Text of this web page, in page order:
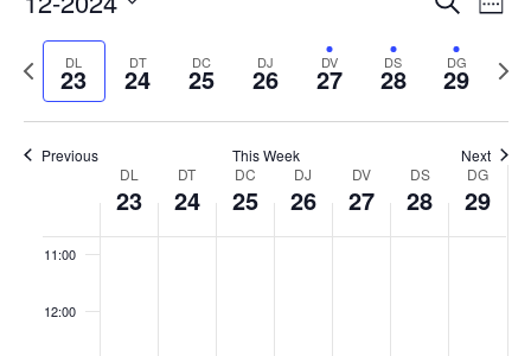
cerca
de
Week
Select
date.
Previous
week
DL
23 DT
24 DC
25 DJ
26 DV
27 DS
28 DG
29
Next
Previous This Week Next
Esdeveniments
DL
23
DT
24
DC
25
DJ
26
DV
27
DS
28
DG
29
08:00
11:00
12:00